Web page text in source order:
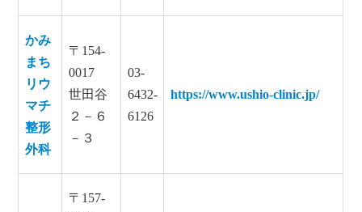
かみ
まち
リウ
マチ
整形
外科
〒154-
0017
世田谷
２－６
－３
03-
6432-
6126
https://www.ushio-clinic.jp/
〒157-